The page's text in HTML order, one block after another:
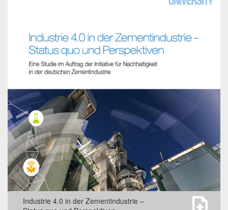
Industrie 4.0 in der Zementindustrie –
Rohstoffversorgung und
Ressourcenproduktivität in der
deutschen Zementindustrie
Studie zur Beschäftigung in der
Zementindustrie